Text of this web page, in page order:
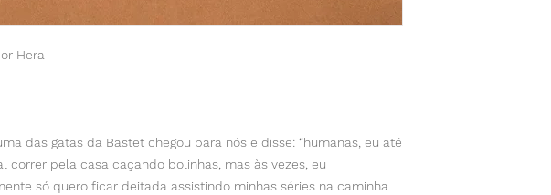
Hera
das gatas da Bastet chegou para nós e disse: “humanas, eu até
correr pela casa caçando bolinhas, mas às vezes, eu
só quero ficar deitada assistindo minhas séries na caminha